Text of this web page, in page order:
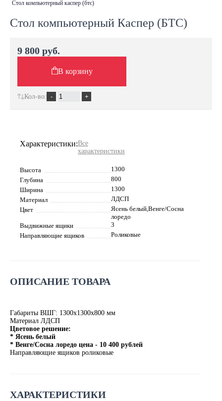
стол компьютерный каспер (бтс)
Стол компьютерный Каспер (БТС)
Характеристики:Все
характеристики
Высота
1300
Глубина
800
Ширина
1300
Материал
ЛДСП
Цвет
Ясень белый,Венге/Сосна
лоредо
Выдвижные ящики
3
Направляющие ящиков
Роликовые
ОПИСАНИЕ ТОВАРА
Габариты ВШГ: 1300х1300х800 мм
Материал ЛДСП
Цветовое решение:
* Ясень белый
* Венге/Сосна лоредо цена - 10 400 рублей
Направляющие ящиков роликовые
ХАРАКТЕРИСТИКИ
9 800 руб.
В корзину
Кол-во: